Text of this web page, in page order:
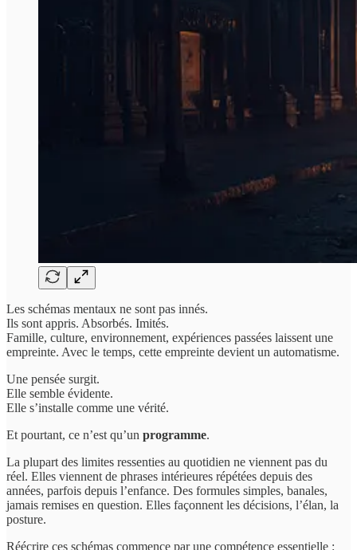
Les schémas mentaux ne sont pas innés.
Ils sont appris. Absorbés. Imités.
Famille, culture, environnement, expériences passées laissent une
empreinte. Avec le temps, cette empreinte devient un automatisme.
Une pensée surgit.
Elle semble évidente.
Elle s’installe comme une vérité.
Et pourtant, ce n’est qu’un programme.
La plupart des limites ressenties au quotidien ne viennent pas du
réel. Elles viennent de phrases intérieures répétées depuis des
années, parfois depuis l’enfance. Des formules simples, banales,
jamais remises en question. Elles façonnent les décisions, l’élan, la
posture.
Réécrire ces schémas commence par une compétence essentielle :